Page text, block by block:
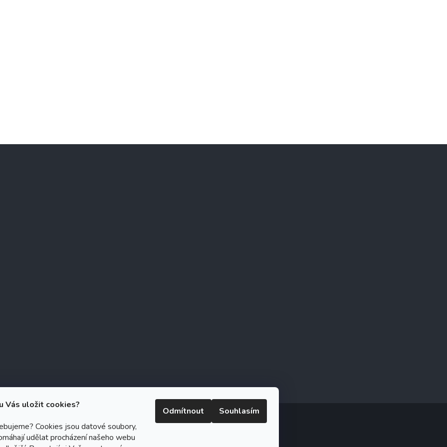
Vás uložit cookies?
Cookies jsou datové soubory,
udělat procházení našeho webu
Odmítnout Souhlasím
2026Zubáček.cz. Všechna práva vyhrazena.